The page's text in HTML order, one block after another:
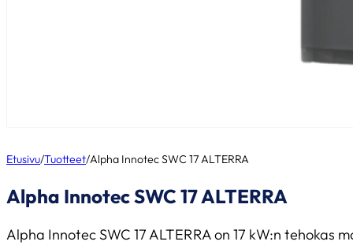
Etusivu/Tuotteet/Alpha Innotec SWC 17 ALTERRA
Alpha Innotec SWC 17 ALTERRA
Alpha Innotec SWC 17 ALTERRA on 17 kW:n